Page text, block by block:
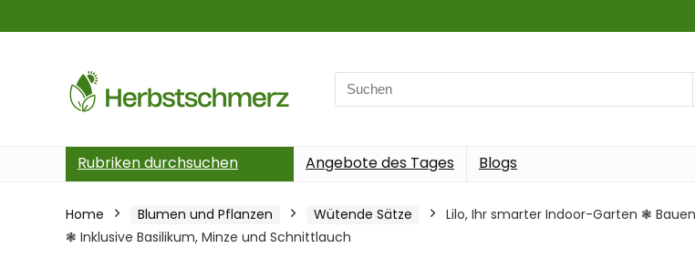
Search
for:
Rubriken durchsuchen Angebote des Tages Blogs
Home Blumen und Pflanzen Wütende Sätze
Lilo, Ihr smarter Indoor-Garten ❃
❃ Inklusive Basilikum, Minze und Schnittlauch